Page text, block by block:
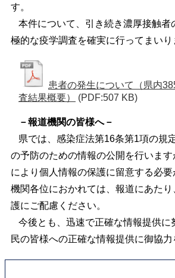
す。
本件について、引き続き濃厚接触者
極的な疫学調査を確実に行ってまいり
患者の発生について（県内
査結果概要）
(PDF:507 KB)
－報道機関の皆様へ－
県では、感染症法第16条第1項の規
の予防のための情報の公開を行いま
により個人情報の保護に留意する必
機関各位におかれては、報道にあた
護にご配慮ください。
今後とも、迅速で正確な情報提供に
民の皆様への正確な情報提供に御協力